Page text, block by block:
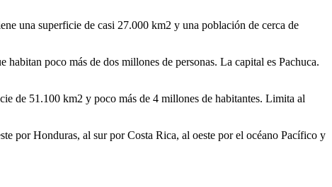
una superficie de casi 27.000 km2 y una población de cerca de
poco más de dos millones de personas. La capital es Pachuca.
de 51.100 km2 y poco más de 4 millones de habitantes. Limita al
por Honduras, al sur por Costa Rica, al oeste por el océano Pacífico y